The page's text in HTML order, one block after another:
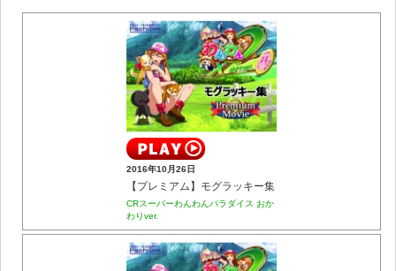
2016年10月26日
【プレミアム】モグラッキー集
CRスーパーわんわんパラダイス おか
わりver.